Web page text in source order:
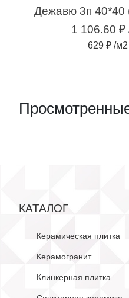
Дежавю 3п 40*40
1 106.60 ₽
629 ₽ /м2
КАТАЛОГ
Керамическая плитка
Керамогранит
Клинкерная плитка